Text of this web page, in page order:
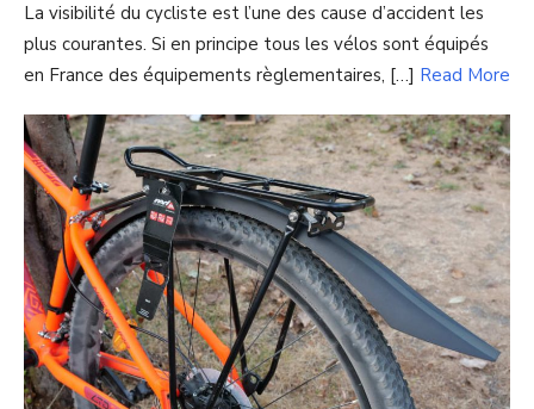
La visibilité du cycliste est l’une des cause d’accident les
plus courantes. Si en principe tous les vélos sont équipés
en France des équipements règlementaires, […] Read More